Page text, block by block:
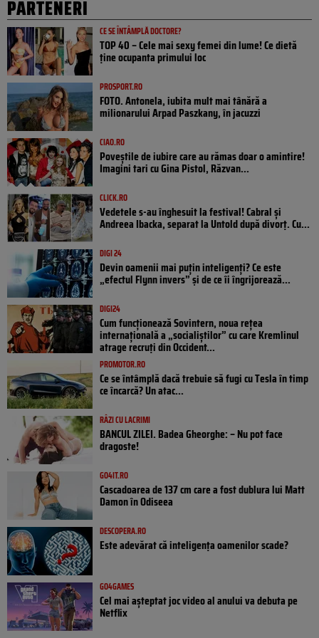
PARTENERI
CE SE ÎNTÂMPLĂ DOCTORE?
TOP 40 – Cele mai sexy femei din lume! Ce dietă
ține ocupanta primului loc
PROSPORT.RO
FOTO. Antonela, iubita mult mai tânără a
milionarului Arpad Paszkany, în jacuzzi
CIAO.RO
Poveştile de iubire care au rămas doar o amintire!
Imagini tari cu Gina Pistol, Răzvan...
CLICK.RO
Vedetele s-au înghesuit la festival! Cabral și
Andreea Ibacka, separat la Untold după divorț. Cu...
DIGI 24
Devin oamenii mai puțin inteligenți? Ce este
„efectul Flynn invers” și de ce îi îngrijorează...
DIGI24
Cum funcționează Sovintern, noua rețea
internațională a „socialiștilor” cu care Kremlinul
atrage recruți din Occident...
PROMOTOR.RO
Ce se întâmplă dacă trebuie să fugi cu Tesla în timp
ce încarcă? Un atac...
RÂZI CU LACRIMI
BANCUL ZILEI. Badea Gheorghe: – Nu pot face
dragoste!
GO4IT.RO
Cascadoarea de 137 cm care a fost dublura lui Matt
Damon în Odiseea
DESCOPERA.RO
Este adevărat că inteligența oamenilor scade?
GO4GAMES
Cel mai așteptat joc video al anului va debuta pe
Netflix